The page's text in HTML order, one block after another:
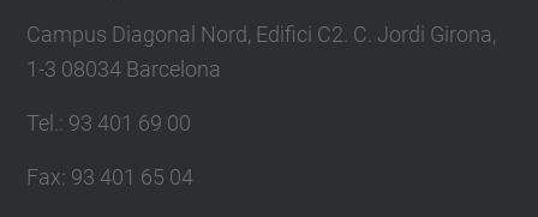
Campus Diagonal Nord, Edifici C2. C. Jordi Girona,
1-3 08034 Barcelona
Tel.: 93 401 69 00
Fax: 93 401 65 04